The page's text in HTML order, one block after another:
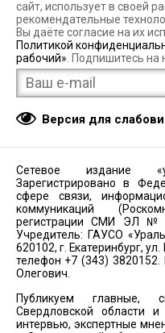
сайт, использует в своей
рекомендательные
Вы даёте согласие на их
Политикой
рабочий» . Подпишитесь на
Версия для
Сетевое издание
Зарегистрировано в
сфере связи,
коммуникаций
регистрации СМИ ЭЛ №
Учредитель: ГАУСО
620102, г. Екатеринбург,
телефон +7 (343)
Олегович.
Публикуем главные,
Свердловской области и
интервью, экспертные